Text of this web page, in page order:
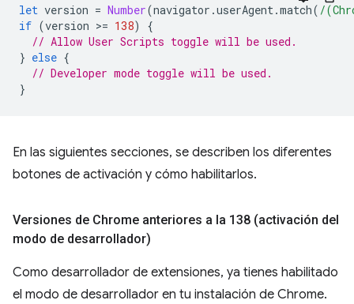
let version = Number(navigator .userAgent.match( /
if (version >= 138)
{
// Allow User Scripts toggle will be used.
} else {
// Developer mode toggle will be used.
}
En las siguientes secciones, se describen los diferentes
botones de activación y cómo habilitarlos.
Versiones de Chrome anteriores a la 138 (activación del
modo de desarrollador)
Como desarrollador de extensiones, ya tienes habilitado
el modo de desarrollador en tu instalación de Chrome.